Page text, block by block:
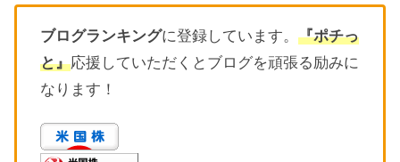
ブログランキングに登録しています。 『ポチっ
と』応援していただくとブログを頑張る励みに
なります！